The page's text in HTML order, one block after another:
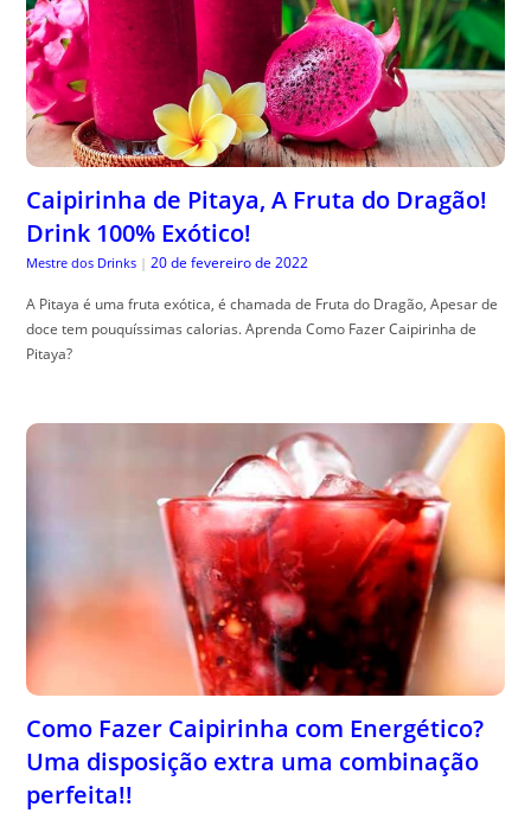
Caipirinha de Pitaya, A Fruta do Dragão!
Drink 100% Exótico!
Mestre dos Drinks | 20 de fevereiro de 2022
A Pitaya é uma fruta exótica, é chamada de Fruta do Dragão, Apesar de
doce tem pouquíssimas calorias. Aprenda Como Fazer Caipirinha de
Pitaya?
Como Fazer Caipirinha com Energético?
Uma disposição extra uma combinação
perfeita!!